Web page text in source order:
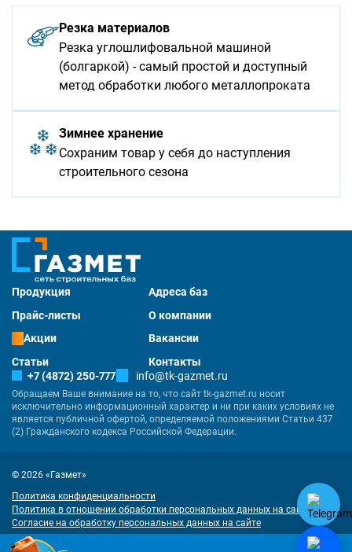
Резка материалов
Резка углошлифовальной машиной
(болгаркой) - самый простой и доступный
метод обработки любого металлопроката
Зимнее хранение
Сохраним товар у себя до наступления
строительного сезона
Продукция
Адреса баз
Прайс-листы
О компании
Акции
Вакансии
Статьи
Контакты
+7 (4872) 250-777
info@tk-gazmet.ru
Обращаем Ваше внимание на то, что сайт tk-gazmet.ru носит
исключительно информационный характер и ни при каких условиях не
является публичной офертой, определяемой положениями Статьи 437
(2) Гражданского кодекса Российской Федерации.
© 2026 «Газмет»
Политика конфиденциальности
Политика в отношении обработки персональных данных на сайте
Согласие на обработку персональных данных на сайте